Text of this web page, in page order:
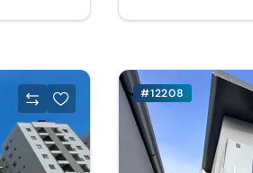
#12208